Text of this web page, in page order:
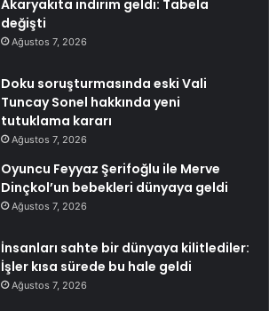
Akaryakıta indirim geldi: Tabela
değişti
Ağustos 7, 2026
Doku soruşturmasında eski Vali
Tuncay Sonel hakkında yeni
tutuklama kararı
Ağustos 7, 2026
Oyuncu Feyyaz Şerifoğlu ile Merve
Dinçkol’un bebekleri dünyaya geldi
Ağustos 7, 2026
İnsanları sahte bir dünyaya kilitlediler:
İşler kısa sürede bu hale geldi
Ağustos 7, 2026